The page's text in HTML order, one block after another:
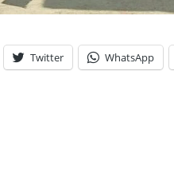
Twitter WhatsApp